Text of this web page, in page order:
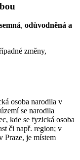
, odůvodněná a
změny,
osoba narodila v
se narodila
kde se fyzická osoba
či např. region; v
Praze, je místem